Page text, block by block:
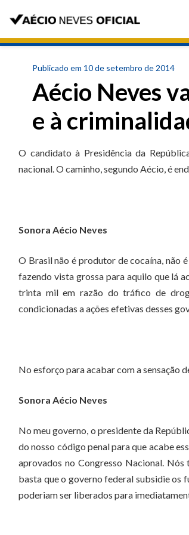
Publicado em 10 de setembro de 2014
Aécio Neves
e à
O candidato à Presidência da
nacional. O caminho, segundo Aécio, é
Sonora Aécio Neves
O Brasil não é produtor de cocaína, não
fazendo vista grossa para aquilo que lá
trinta mil em razão do tráfico de
condicionadas a ações efetivas desses
No esforço para acabar com a sensação
Sonora Aécio Neves
No meu governo, o presidente da
do nosso código penal para que acabe
aprovados no Congresso Nacional.
basta que o governo federal subsidie os
poderiam ser liberados para